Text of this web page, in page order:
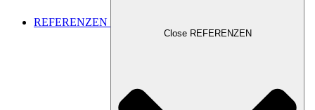
REFERENZEN
Close REFERENZEN